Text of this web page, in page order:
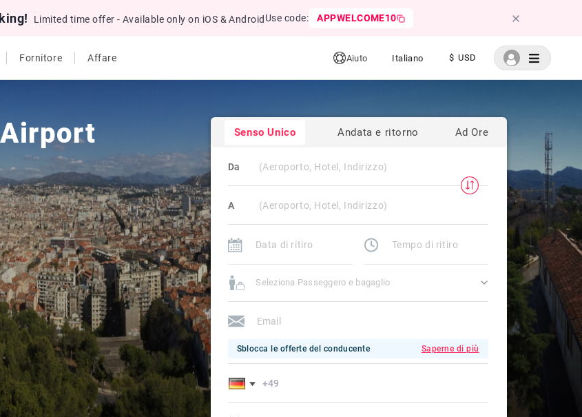
Limited time offer - Available only on iOS & Android Use code: APPWELCOME10
Fornitore Affare Aiuto Italiano $ USD
Senso Unico Andata e ritorno Ad Ore
Da
A
Seleziona Passeggero e bagaglio
Sblocca le offerte del conducente Saperne di più